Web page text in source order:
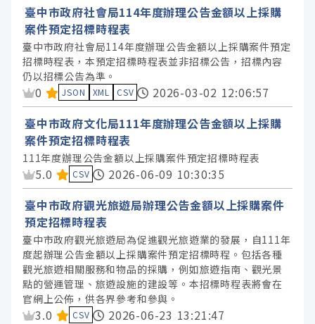
臺中市政府社會局114年度辦理公告金額以上採購
案件預定招標時程表
臺中市政府社會局114年度辦理公告金額以上採購案件預定
招標時程表，本預定招標時程表並非招標公告，招標內容
仍以招標公告為準。
資料集評分：
0 JSON XML CSV
2026-03-02 12:06:57
臺中市政府文化局111年度辦理公告金額以上採購
案件預定招標時程表
111年度辦理公告金額以上採購案件預定招標時程表
資料集評分：
5.0 CSV
2026-06-09 10:30:35
臺中市政府觀光旅遊局辦理公告金額以上採購案件
預定招標時程表
臺中市政府觀光旅遊局為促進觀光旅遊業的發展，自111年
度起辦理公告金額以上採購案件預定招標時程。包括各種
觀光旅遊相關服務和物品的採購，例如旅遊指南、觀光景
點的營運管理、旅遊設施的建設等。本招標時程表將會在
官網上公佈，供各界參考和參與。
資料集評分：
3.0 CSV
2026-06-23 13:21:47